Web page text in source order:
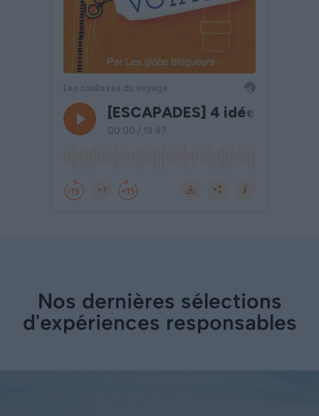
Nos dernières sélections
d'expériences responsables